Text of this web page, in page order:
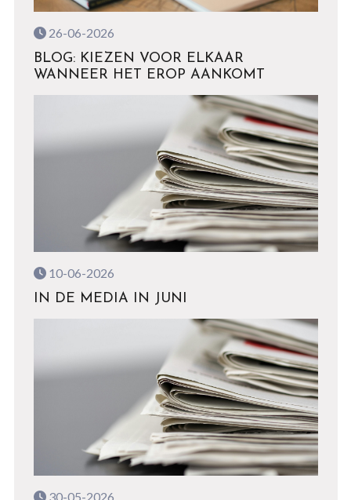
26-06-2026
BLOG: KIEZEN VOOR ELKAAR
WANNEER HET EROP AANKOMT
10-06-2026
IN DE MEDIA IN JUNI
30-05-2026